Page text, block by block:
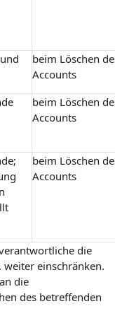
beim Löschen
Accounts
beim Löschen
Accounts
beim Löschen
Accounts
die
einschränken.
die
des betreffenden